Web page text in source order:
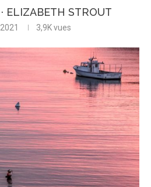
ELIZABETH STROUT
3,9Kvues